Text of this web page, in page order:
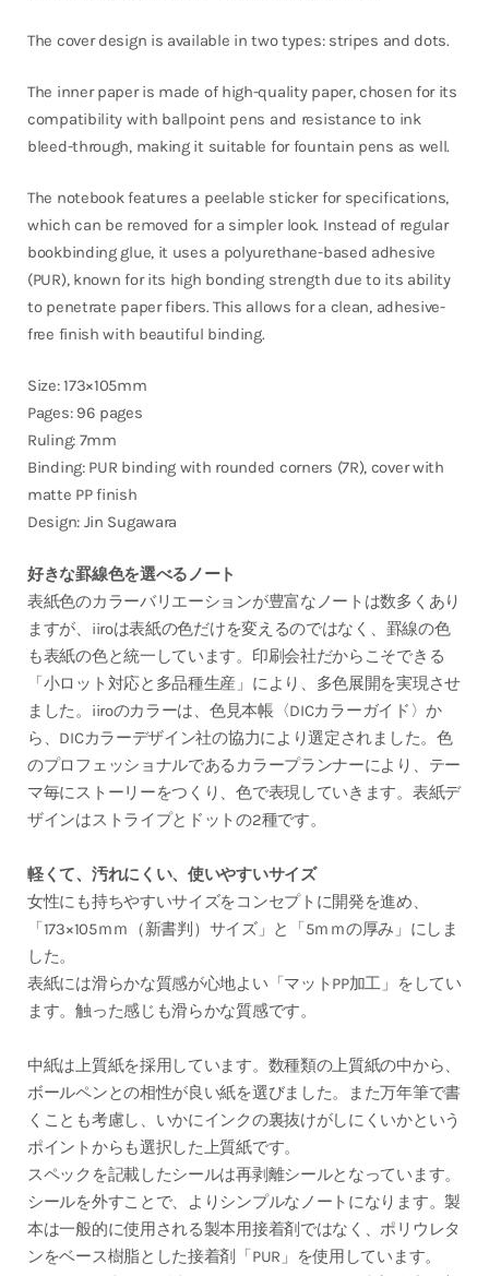
The cover design is available in two types: stripes and dots.
The inner paper is made of high-quality paper, chosen for its
compatibility with ballpoint pens and resistance to ink
bleed-through, making it suitable for fountain pens as well.
The notebook features a peelable sticker for specifications,
which can be removed for a simpler look. Instead of regular
bookbinding glue, it uses a polyurethane-based adhesive
(PUR), known for its high bonding strength due to its ability
to penetrate paper fibers. This allows for a clean, adhesive-
free finish with beautiful binding.
Size: 173×105mm
Pages: 96 pages
Ruling: 7mm
Binding: PUR binding with rounded corners (7R), cover with
matte PP finish
Design: Jin Sugawara
好きな罫線色を選べるノート
表紙色のカラーバリエーションが豊富なノートは数多くあり
ますが、iiroは表紙の色だけを変えるのではなく、罫線の色
も表紙の色と統一しています。印刷会社だからこそできる
「小ロット対応と多品種生産」により、多色展開を実現させ
ました。iiroのカラーは、色見本帳〈DICカラーガイド〉か
ら、DICカラーデザイン社の協力により選定されました。色
のプロフェッショナルであるカラープランナーにより、テー
マ毎にストーリーをつくり、色で表現していきます。表紙デ
ザインはストライプとドットの2種です。
軽くて、汚れにくい、使いやすいサイズ
女性にも持ちやすいサイズをコンセプトに開発を進め、
「173×105ｍｍ（新書判）サイズ」と「5ｍｍの厚み」にしま
した。
表紙には滑らかな質感が心地よい「マットPP加工」をしてい
ます。触った感じも滑らかな質感です。
中紙は上質紙を採用しています。数種類の上質紙の中から、
ボールペンとの相性が良い紙を選びました。また万年筆で書
くことも考慮し、いかにインクの裏抜けがしにくいかという
ポイントからも選択した上質紙です。
スペックを記載したシールは再剥離シールとなっています。
シールを外すことで、よりシンプルなノートになります。製
本は一般的に使用される製本用接着剤ではなく、ポリウレタ
ンをベース樹脂とした接着剤「PUR」を使用しています。